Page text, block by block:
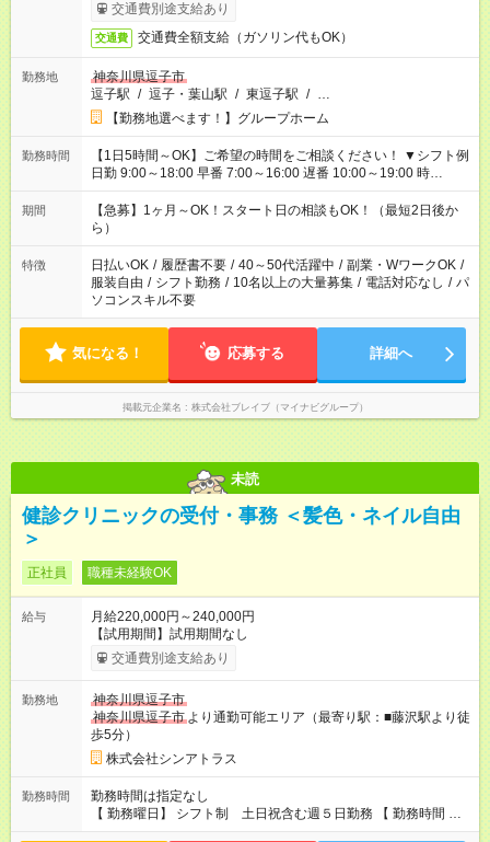
交通費別途支給あり
交通費 交通費全額支給（ガソリン代もOK）
勤務地
神奈川県逗子市
逗子駅 / 逗子・葉山駅 / 東逗子駅 / …
【勤務地選べます！】グループホーム
勤務時間
【1日5時間～OK】ご希望の時間をご相談ください！ ▼シフト例
日勤 9:00～18:00 早番 7:00～16:00 遅番 10:00～19:00 時
短 10:00～15:00 上記はあくまで一例です。 「夕方までには帰宅
しておきたい」 「朝はゆっくりのスタートがいい」 「お昼の時
間を有効に使いたい」 など、ご希望があれば教えてください
ね。
期間
【急募】1ヶ月～OK！スタート日の相談もOK！（最短2日後か
ら）
特徴 日払いOK / 履歴書不要 / 40～50代活躍中 / 副業・WワークOK /
服装自由 / シフト勤務 / 10名以上の大量募集 / 電話対応なし / パ
ソコンスキル不要
気になる！ 応募する 詳細へ
掲載元企業名 株式会社ブレイブ（マイナビグループ）
未読
健診クリニックの受付・事務 ＜髪色・ネイル自由
＞
正社員 職種未経験OK
給与
月給220,000円～240,000円
【試用期間】試用期間なし
交通費別途支給あり
勤務地
神奈川県逗子市
神奈川県逗子市 より通勤可能エリア（最寄り駅：■藤沢駅より徒
歩5分）
株式会社シンアトラス
勤務時間
勤務時間は指定なし
【 勤務曜日】 シフト制 土日祝含む週５日勤務 【 勤務時間 】
・ 9：00～20：00（実働8h／休憩１h） ※残業ほとんどありま